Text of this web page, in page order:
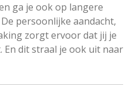
ga je ook op langere
persoonlijke aandacht,
zorgt ervoor dat jij je
dit straal je ook uit naar